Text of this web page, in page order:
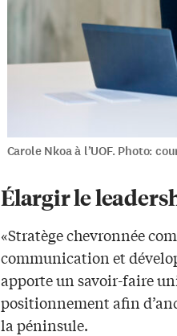
Carole Nkoa à l’UOF. Photo:
Élargir le
«Stratège chevronnée
communication et
apporte un savoir-faire
positionnement afin
la péninsule.